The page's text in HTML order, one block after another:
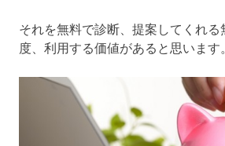
それを無料で診断、提案してくれる
度、利用する価値があると思います